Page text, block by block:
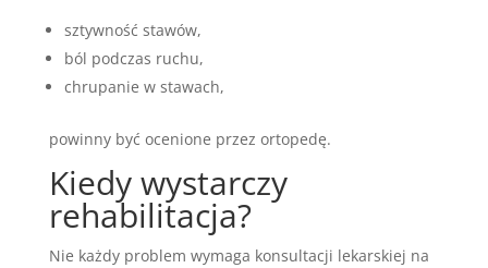
sztywność stawów,
ból podczas ruchu,
chrupanie w stawach,
powinny być ocenione przez ortopedę.
Kiedy wystarczy
rehabilitacja?
Nie każdy problem wymaga konsultacji lekarskiej na